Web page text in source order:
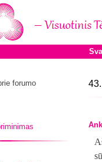
forumo